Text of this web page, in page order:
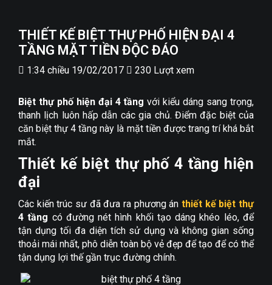
THIẾT KẾ BIỆT THỰ PHỐ HIỆN ĐẠI 4
TẦNG MẶT TIỀN ĐỘC ĐÁO
1:34 chiều 19/02/2017 230 Lượt xem
Biệt thự phố hiện đại 4 tầng với kiểu dáng sang trọng,
thanh lịch luôn hấp dẫn các gia chủ. Điểm đặc biệt của
căn biệt thự 4 tầng này là mặt tiền được trang trí khá bắt
mắt.
Thiết kế biệt thự phố 4 tầng hiện
đại
Các kiến trúc sư đã đưa ra phương án thiết kế biệt thự
4 tầng có đường nét hình khối tạo dáng khéo léo, để
tận dụng tối đa diện tích sử dụng và không gian sống
thoải mái nhất, phô diễn toàn bộ vẻ đẹp để tạo để có thể
tận dụng lợi thế gần trục đường chính.